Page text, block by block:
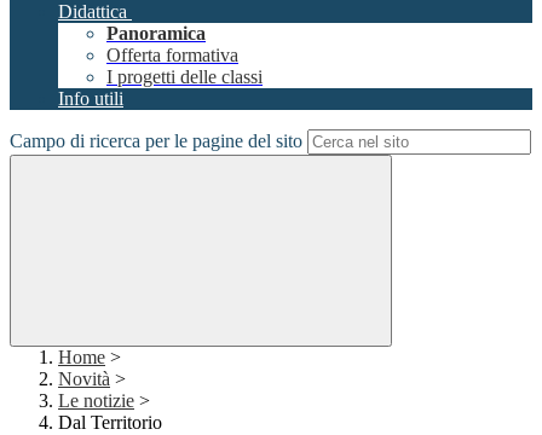
Didattica
Panoramica
Offerta formativa
I progetti delle classi
Info utili
Campo di ricerca per le pagine del sito
Home >
Novità >
Le notizie >
Dal Territorio